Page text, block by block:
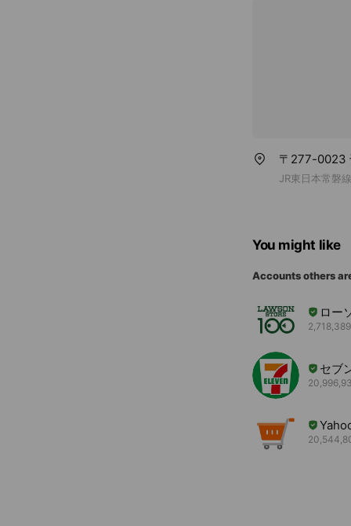
〒277-0023
JR東日本常磐
You might like
Accounts others
ロー
セブ